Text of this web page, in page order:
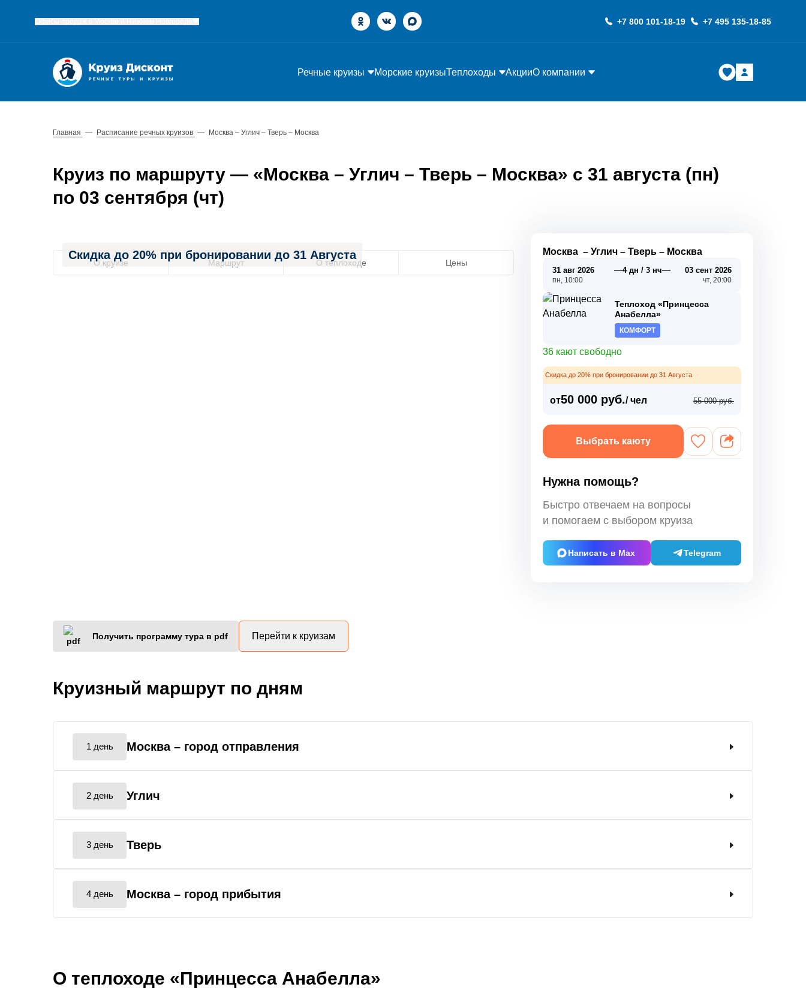
+7 800 101-18-19 +7 495 135-18-85
Речные круизы Морские круизыТеплоходы АкцииО компании
Главная — Расписание речных круизов — Москва – Углич – Тверь – Москва
Круиз по маршруту — «Москва – Углич – Тверь – Москва» с 31 августа (пн)
по 03 сентября (чт)
Скидка до 20% при бронировании до 31 Августа
О круизе Маршрут О теплоходе Цены
Москва –Углич –Тверь – Москва
31 авг 2026
пн, 10:00
—4 дн / 3 нч— 03 сент 2026
чт, 20:00
Теплоход «Принцесса
Анабелла»
КОМФОРТ
36 кают свободно
Скидка до 20% при бронировании до 31 Августа
от50 000 руб./ чел 55 000 руб.
Выбрать каюту
Нужна помощь?
Быстро отвечаем на вопросы
и помогаем с выбором круиза
Написать в Max Telegram
Получить программу тура в pdf Перейти к круизам
Круизный маршрут по дням
1 день Москва – город отправления
2 день Углич
3 день Тверь
4 день Москва – город прибытия
О теплоходе «Принцесса Анабелла»